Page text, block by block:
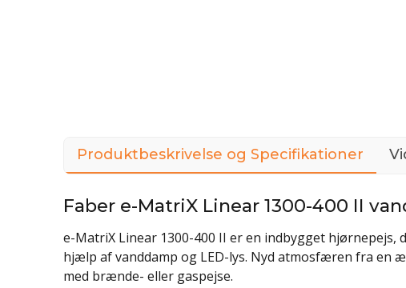
Produktbeskrivelse og Specifikationer
Faber e-MatriX Linear 1300-400 II
e-MatriX Linear 1300-400 II er en indbygget
hjælp af vanddamp og LED-lys. Nyd atmosfæren fra
med brænde- eller gaspejse.